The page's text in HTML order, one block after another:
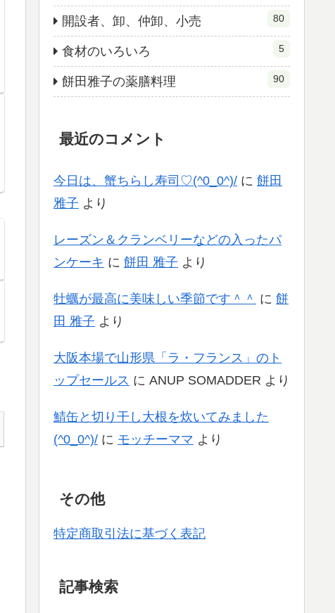
開設者、卸、仲卸、小売 80
食材のいろいろ 5
餅田雅子の薬膳料理 90
最近のコメント
今日は、蟹ちらし寿司♡(^0_0^)/ に 餅田
雅子 より
レーズン＆クランベリーなどの入ったパ
ンケーキ に 餅田 雅子 より
牡蠣が最高に美味しい季節です＾＾ に 餅
田 雅子 より
大阪本場で山形県「ラ・フランス」のト
ップセールス に ANUP SOMADDER より
鯖缶と切り干し大根を炊いてみました
(^0_0^)/ に モッチーママ より
その他
特定商取引法に基づく表記
記事検索